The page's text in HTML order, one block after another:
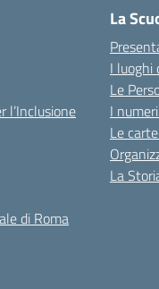
l’Inclusione
di Roma
La
I luoghi
Le
I
Le
La